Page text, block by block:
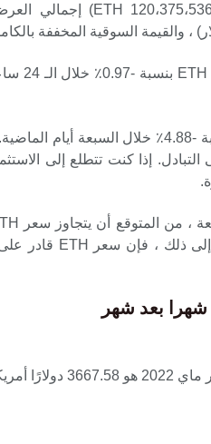
التبادل. إذا كنت تتطلع إلى